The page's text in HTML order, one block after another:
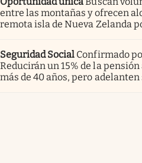
entre las montañas y ofrecen
remota isla de Nueva Zelanda
Seguridad Social Confirmado
Reducirán un 15% de la
más de 40 años, pero